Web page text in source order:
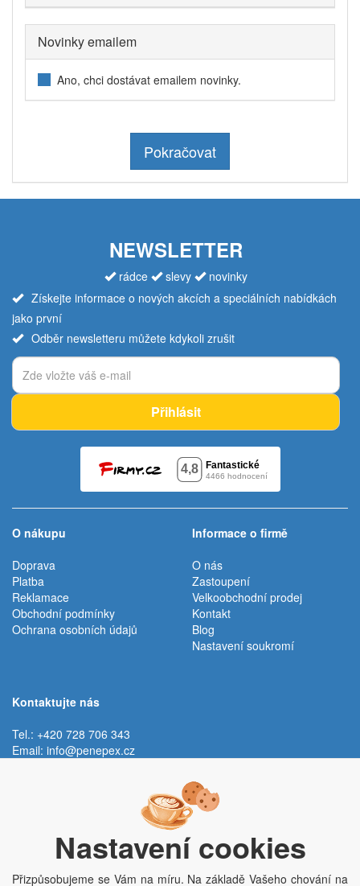
Novinky emailem
Ano, chci dostávat emailem novinky.
Pokračovat
NEWSLETTER
rádce slevy
novinky
Získejte informace o nových akcích a speciálních nabídkách
jako první
Odběr newsletteru můžete kdykoli zrušit
Přihlásit
O nákupu
Doprava
Platba
Reklamace
Obchodní podmínky
Ochrana osobních údajů
Informace o firmě
O nás
Zastoupení
Velkoobchodní prodej
Kontakt
Blog
Nastavení soukromí
Kontaktujte nás
Tel.: +420 728 706 343
Email: info@penepex.cz
Trávník 2076, 686 03 Staré Město
Nastavení cookies
Přizpůsobujeme se Vám na míru. Na základě Vašeho chování na